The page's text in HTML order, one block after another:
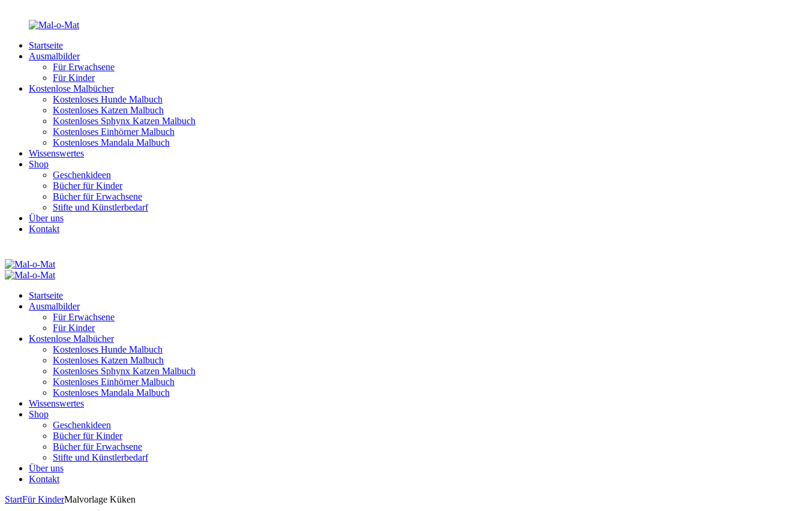
Startseite
Ausmalbilder
Für Erwachsene
Für Kinder
Kostenlose Malbücher
Kostenloses Hunde Malbuch
Kostenloses Katzen Malbuch
Kostenloses Sphynx Katzen Malbuch
Kostenloses Einhörner Malbuch
Kostenloses Mandala Malbuch
Wissenswertes
Shop
Geschenkideen
Bücher für Kinder
Bücher für Erwachsene
Stifte und Künstlerbedarf
Über uns
Kontakt
Startseite
Ausmalbilder
Für Erwachsene
Für Kinder
Kostenlose Malbücher
Kostenloses Hunde Malbuch
Kostenloses Katzen Malbuch
Kostenloses Sphynx Katzen Malbuch
Kostenloses Einhörner Malbuch
Kostenloses Mandala Malbuch
Wissenswertes
Shop
Geschenkideen
Bücher für Kinder
Bücher für Erwachsene
Stifte und Künstlerbedarf
Über uns
Kontakt
StartFür KinderMalvorlage Küken